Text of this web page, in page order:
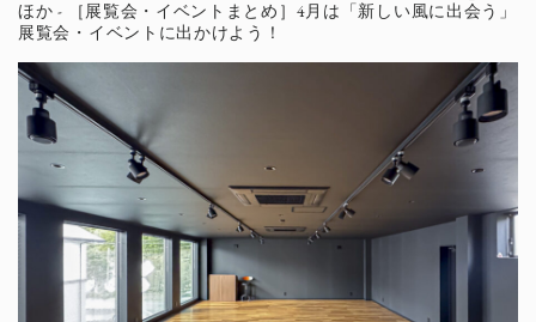
ほか - ［展覧会・イベントまとめ］4月は「新しい風に出会う」
展覧会・イベントに出かけよう！